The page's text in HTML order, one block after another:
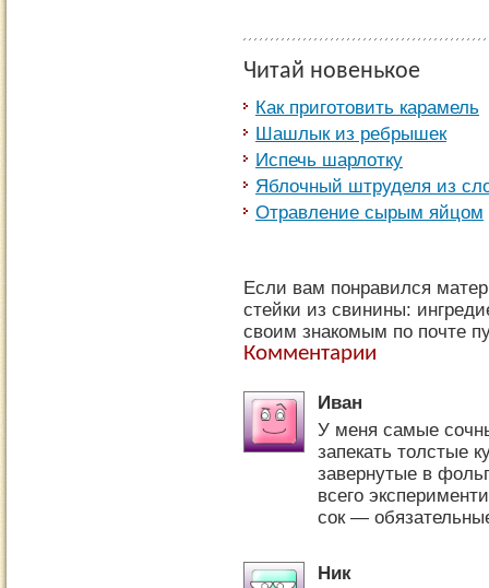
Читай новенькое
Как приготовить карамель
Шашлык из ребрышек
Испечь шарлотку
Яблочный штруделя из
Отравление сырым яйцом
Если вам понравился
стейки из свинины:
своим знакомым по почте
Комментарии
Иван
У меня самые
запекать толстые
завернутые в
всего
сок —
Ник